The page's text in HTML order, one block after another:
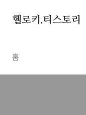
헬로키.티스토리
홈